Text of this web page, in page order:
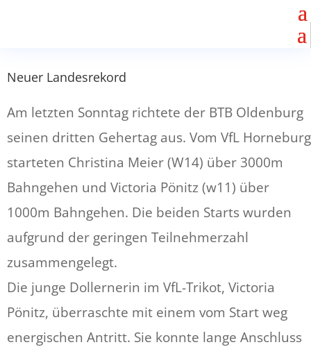
Neuer Landesrekord
Am letzten Sonntag richtete der BTB Oldenburg
seinen dritten Gehertag aus. Vom VfL Horneburg
starteten Christina Meier (W14) über 3000m
Bahngehen und Victoria Pönitz (w11) über
1000m Bahngehen. Die beiden Starts wurden
aufgrund der geringen Teilnehmerzahl
zusammengelegt.
Die junge Dollernerin im VfL-Trikot, Victoria
Pönitz, überraschte mit einem vom Start weg
energischen Antritt. Sie konnte lange Anschluss